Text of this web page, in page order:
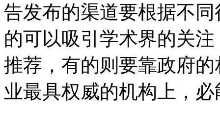
告发布的渠道要根据不
的可以吸引学术界的关
推荐，有的则要靠政府
业最具权威的机构上，